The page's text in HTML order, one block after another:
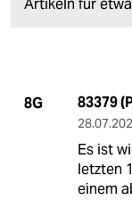
Artikeln für
8G 83379
Es ist
letzten
einem